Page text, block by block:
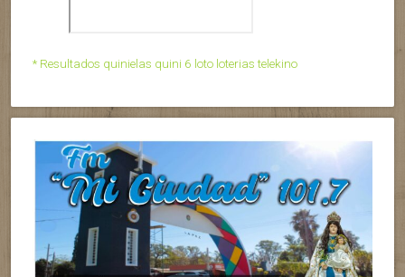
* Resultados quinielas quini 6 loto loterias telekino